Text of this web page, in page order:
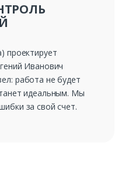
проектирует
Иванович
работа не будет
идеальным. Мы
за свой счет.